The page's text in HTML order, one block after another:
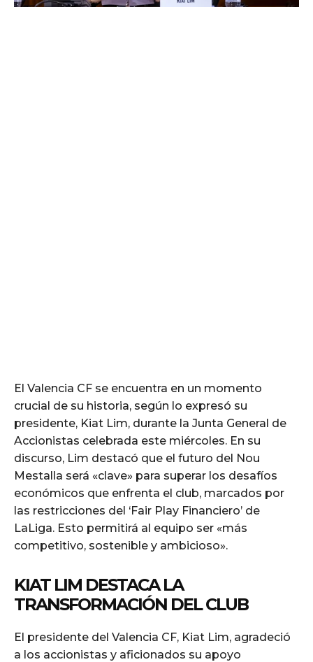
El Valencia CF se encuentra en un momento
crucial de su historia, según lo expresó su
presidente, Kiat Lim, durante la Junta General de
Accionistas celebrada este miércoles. En su
discurso, Lim destacó que el futuro del Nou
Mestalla será «clave» para superar los desafíos
económicos que enfrenta el club, marcados por
las restricciones del ‘Fair Play Financiero’ de
LaLiga. Esto permitirá al equipo ser «más
competitivo, sostenible y ambicioso».
KIAT LIM DESTACA LA
TRANSFORMACIÓN DEL CLUB
El presidente del Valencia CF, Kiat Lim, agradeció
a los accionistas y aficionados su apoyo